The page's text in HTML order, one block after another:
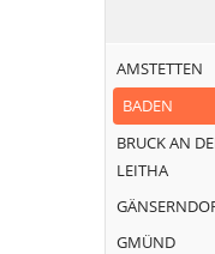
AMSTETTEN
BADEN
BRUCK AN
LEITHA
GMÜND